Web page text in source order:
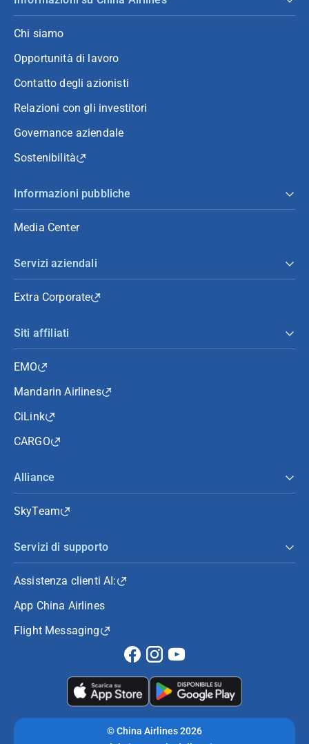
Chi siamo
Opportunità di lavoro
Contatto degli azionisti
Relazioni con gli investitori
Governance aziendale
Sostenibilità
Informazioni pubbliche
Media Center
Servizi aziendali
Extra Corporate
Siti affiliati
EMO
Mandarin Airlines
CiLink
CARGO
Alliance
SkyTeam
Servizi di supporto
Assistenza clienti AI:
App China Airlines
Flight Messaging
©China Airlines 2026